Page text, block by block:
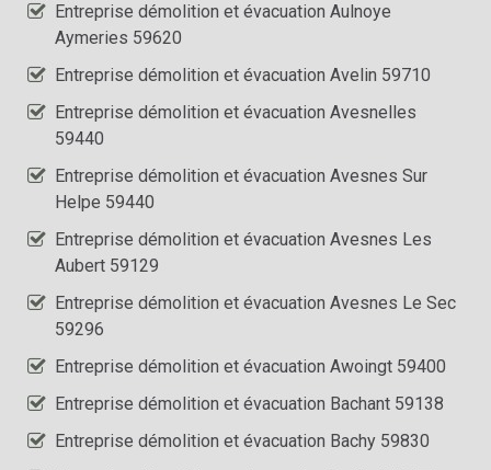
Entreprise démolition et évacuation Aulnoye
Aymeries 59620
Entreprise démolition et évacuation Avelin 59710
Entreprise démolition et évacuation Avesnelles
59440
Entreprise démolition et évacuation Avesnes Sur
Helpe 59440
Entreprise démolition et évacuation Avesnes Les
Aubert 59129
Entreprise démolition et évacuation Avesnes Le Sec
59296
Entreprise démolition et évacuation Awoingt 59400
Entreprise démolition et évacuation Bachant 59138
Entreprise démolition et évacuation Bachy 59830